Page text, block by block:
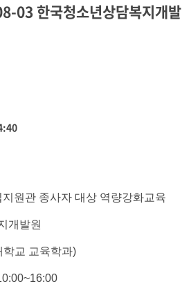
03 한국청소년상담복지개발
원관 종사자 대상 역량강화교육
개발원
학교 교육학과)